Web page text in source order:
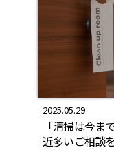
2025.05.29
「清掃は今
近多いご相談